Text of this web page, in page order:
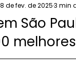
São
de fev. de 20253 min